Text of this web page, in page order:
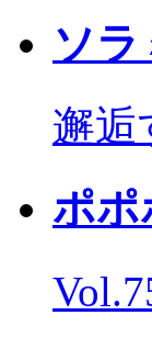
ソ
邂逅
ポポ